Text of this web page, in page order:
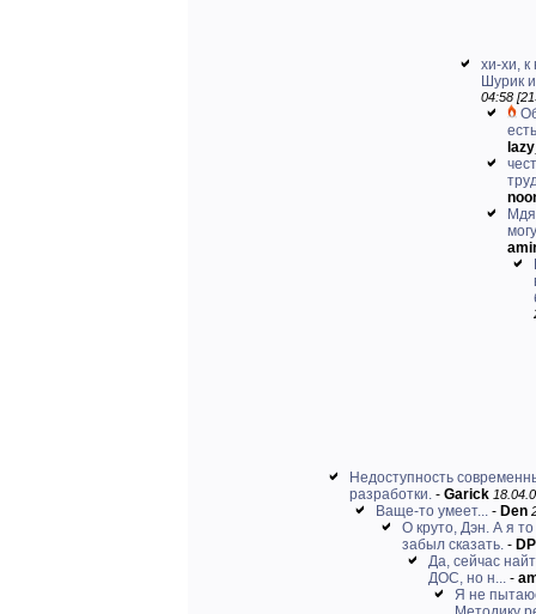
хи-хи,
Шурик
04:58
Недоступность
разработки. - Garick
Ваще-то умеет... - Den
О круто, Дэн. А я
забыл сказать. -
Да, сейчас
ДОС, но н... -
Я не